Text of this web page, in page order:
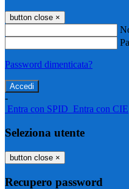
button close ×
Password dimenticata?
-
Entra con SPID Entra con CIE
Seleziona utente
button close ×
Recupero password